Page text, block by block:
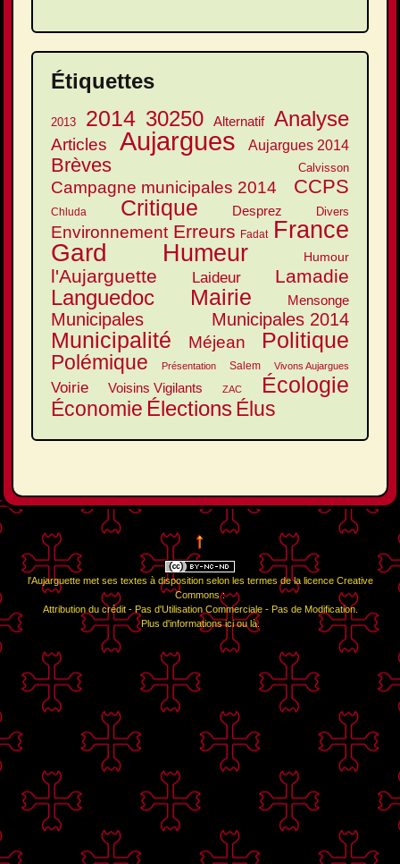
Étiquettes
2013 2014 30250 Alternatif Analyse
Articles Aujargues Aujargues 2014
Brèves Calvisson
Campagne municipales 2014 CCPS
Chluda Critique Desprez Divers
Environnement Erreurs Fadat France
Gard Humeur Humour
l'Aujarguette Laideur Lamadie
Languedoc Mairie Mensonge
Municipales Municipales 2014
Municipalité Méjean Politique
Polémique Présentation Salem Vivons Aujargues
Voirie Voisins Vigilants ZAC Écologie
Économie ÉlectionsÉlus
↑
l'Aujarguettemet ses textes à disposition selon les termes de la licence Creative
Commons :
Attribution du crédit - Pas d'Utilisation Commerciale - Pas de Modification.
Plus d'informationsicioulà.